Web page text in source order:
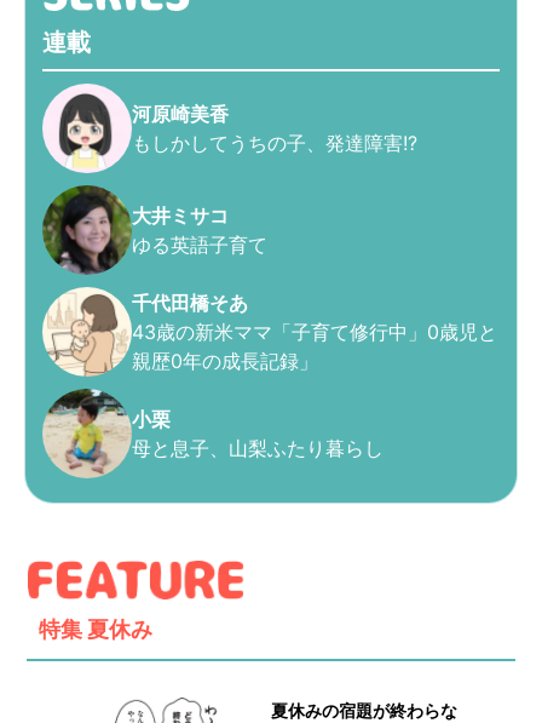
連載
河原崎美香
もしかしてうちの子、発達障害!?
大井ミサコ
ゆる英語子育て
千代田橋そあ
43歳の新米ママ「子育て修行中」0歳児と
親歴0年の成長記録」
小栗
母と息子、山梨ふたり暮らし
特集 夏休み
夏休みの宿題が終わらな